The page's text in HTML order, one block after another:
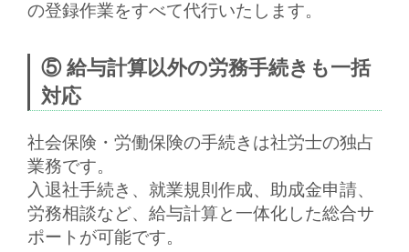
の登録作業をすべて代行いたします。
⑤ 給与計算以外の労務手続きも一括
対応
社会保険・労働保険の手続きは社労士の独占
業務です。
入退社手続き、就業規則作成、助成金申請、
労務相談など、給与計算と一体化した総合サ
ポートが可能です。